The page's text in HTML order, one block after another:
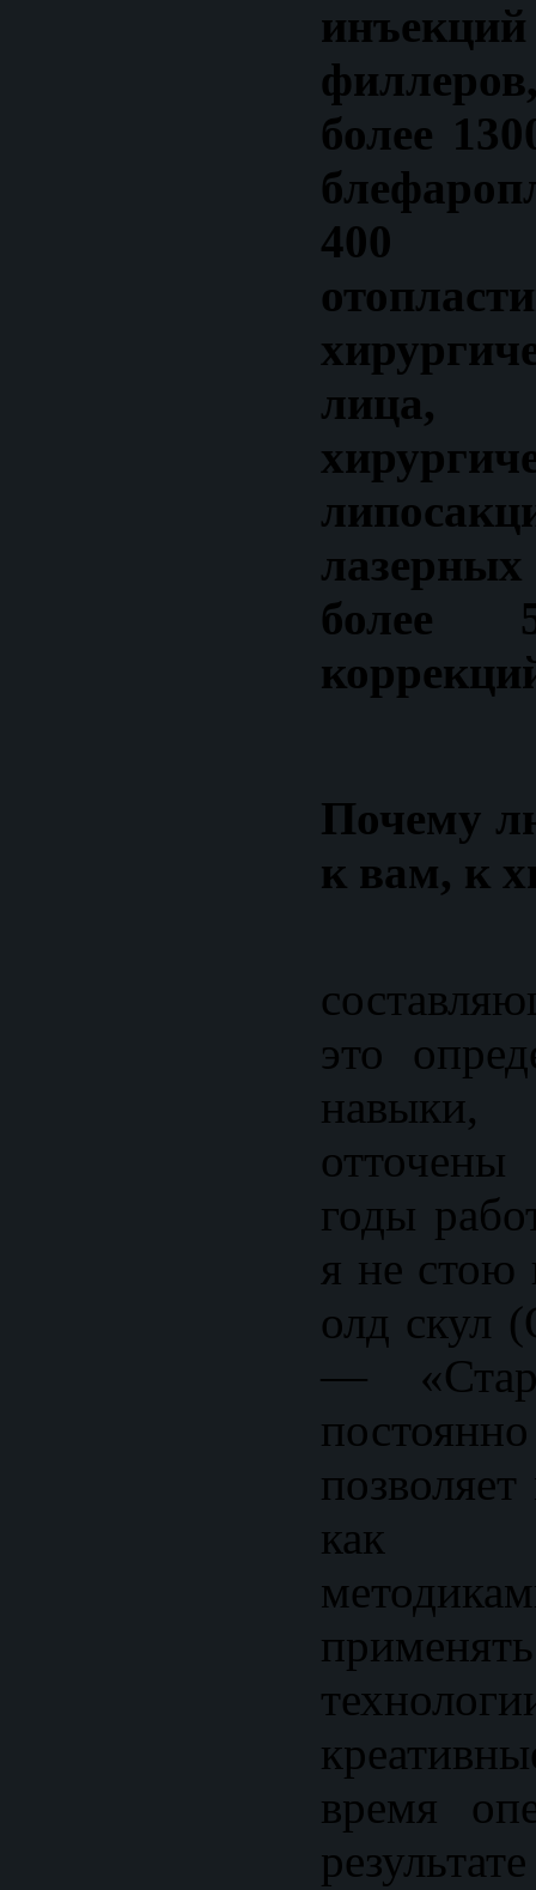
более
400
лица,
более
Почему
к вам, к
это
навыки,
годы
я не стою
олд скул
—
как
время